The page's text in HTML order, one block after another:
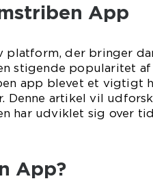
App
platform, der bringer
stigende popularitet af
app blevet et vigtigt
Denne artikel vil
har udviklet sig over
App?